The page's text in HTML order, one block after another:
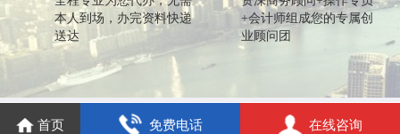
本人到场，办完资料快递
送达
+会计师组成您的专属创
业顾问团
首页 免费电话 在线咨询